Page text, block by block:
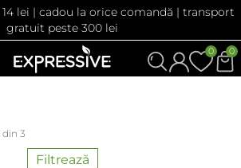
lei | cadou la orice comandă | transport
gratuit peste 300 lei
0
0
din 3
Filtrează